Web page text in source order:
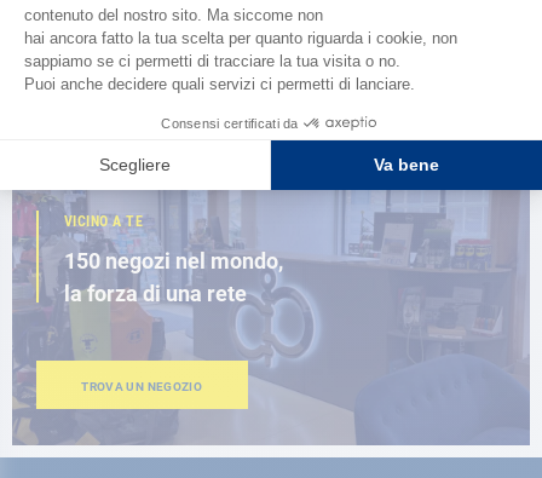
nuova guida AD 2026
VICINO A TE
150 negozi nel mondo,
la forza di una rete
TROVA UN NEGOZIO